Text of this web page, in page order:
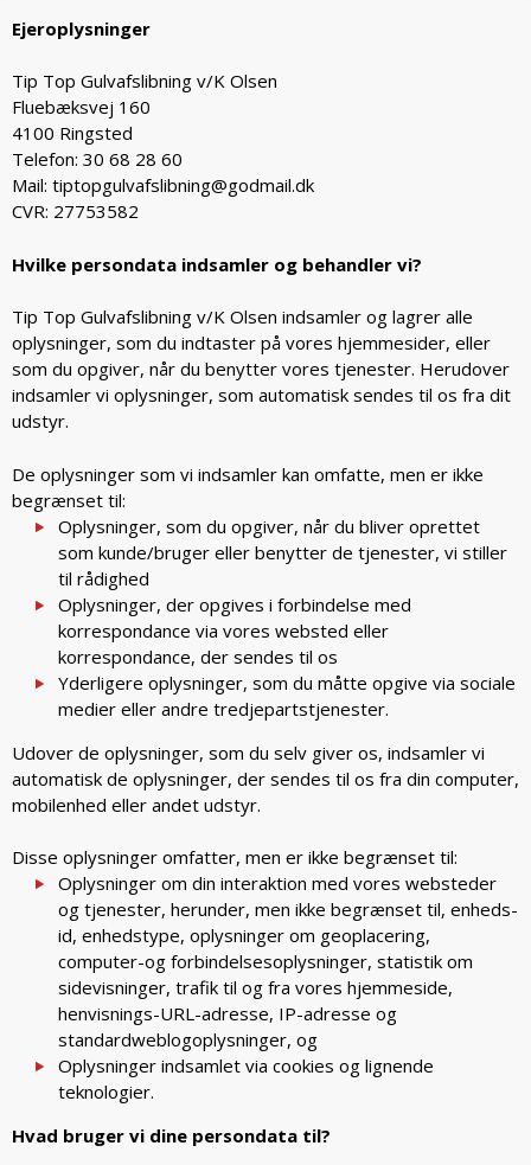
Ejeroplysninger
Tip Top Gulvafslibning v/K Olsen
Fluebæksvej 160
4100 Ringsted
Telefon: 30 68 28 60
Mail: tiptopgulvafslibning@godmail.dk
CVR: 27753582
Hvilke persondata indsamler og behandler vi?
Tip Top Gulvafslibning v/K Olsen indsamler og lagrer alle
oplysninger, som du indtaster på vores hjemmesider, eller
som du opgiver, når du benytter vores tjenester. Herudover
indsamler vi oplysninger, som automatisk sendes til os fra dit
udstyr.
De oplysninger som vi indsamler kan omfatte, men er ikke
begrænset til:
Oplysninger, som du opgiver, når du bliver oprettet
som kunde/bruger eller benytter de tjenester, vi stiller
til rådighed
Oplysninger, der opgives i forbindelse med
korrespondance via vores websted eller
korrespondance, der sendes til os
Yderligere oplysninger, som du måtte opgive via sociale
medier eller andre tredjepartstjenester.
Udover de oplysninger, som du selv giver os, indsamler vi
automatisk de oplysninger, der sendes til os fra din computer,
mobilenhed eller andet udstyr.
Disse oplysninger omfatter, men er ikke begrænset til:
Oplysninger om din interaktion med vores websteder
og tjenester, herunder, men ikke begrænset til, enheds-
id, enhedstype, oplysninger om geoplacering,
computer-og forbindelsesoplysninger, statistik om
sidevisninger, trafik til og fra vores hjemmeside,
henvisnings-URL-adresse, IP-adresse og
standardweblogoplysninger, og
Oplysninger indsamlet via cookies og lignende
teknologier.
Hvad bruger vi dine persondata til?